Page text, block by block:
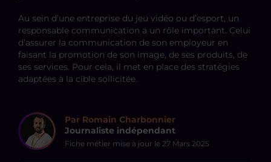
Au sein d’une entreprise du jeu vidéo ou d’esport, un
responsable communication a un rôle important. Celui
d’assurer la communication de son employeur en
faisant la promotion de son image, de ses produits, de
ses services. Pour cela, il met en place des stratégies
adaptées à la cible sollicitée.
Par Romain Charbonnier
Journaliste indépendant
Fiche métier mise à jour le 27 Mars 2025